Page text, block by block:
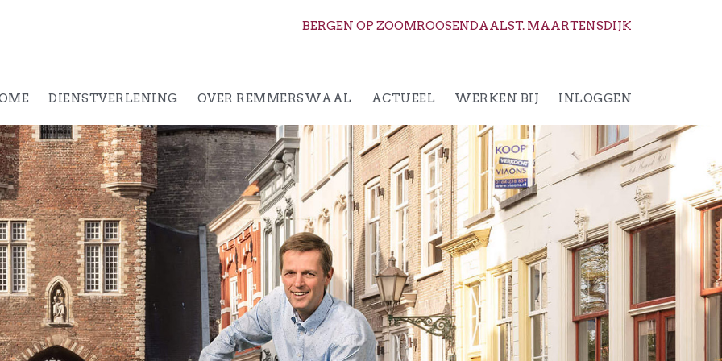
BERGEN OP ZOOMROOSENDAALST. MAARTENSDIJK
DIENSTVERLENING OVER REMMERSWAAL ACTUEEL WERKEN BIJ INLOGGEN